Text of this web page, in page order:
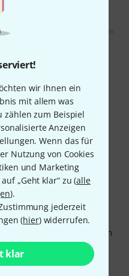
wir Ihnen ein
mit allem was
zählen zum Beispiel
Anzeigen
Wenn das für
Nutzung von Cookies
und Marketing
„Geht klar“ zu (alle
).
jederzeit
(hier) widerrufen.
klar
Adam A5X gekauft. Er
Power. Der Sound ist
integrierbar mit viel Raum
Das kann ich meinen